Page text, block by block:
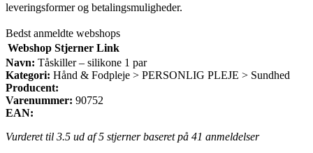
leveringsformer og betalingsmuligheder.
Bedst anmeldte webshops
Webshop Stjerner Link
Navn: Tåskiller – silikone 1 par
Kategori: Hånd & Fodpleje > PERSONLIG PLEJE > Sundhed
Producent:
Varenummer: 90752
EAN:
Vurderet til 3.5 ud af 5 stjerner baseret på 41 anmeldelser